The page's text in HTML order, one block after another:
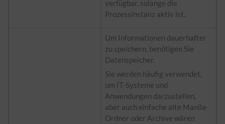
verfügbar, solange die
Prozessinstanz aktiv ist.
Um Informationen dauerhafter
zu speichern, benötigen Sie
Datenspeicher.
Sie werden häufig verwendet,
um IT-Systeme und
Anwendungen darzustellen,
aber auch einfache alte Manila-
Ordner oder Archive wären